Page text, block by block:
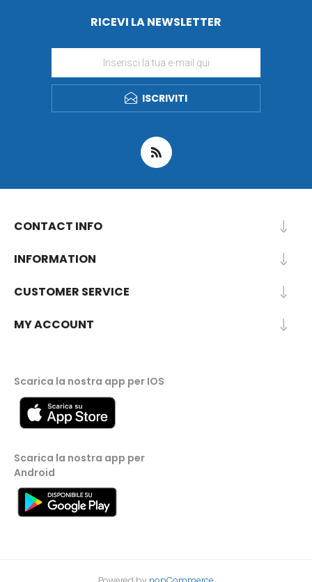
RICEVI LA NEWSLETTER
ISCRIVITI
CONTACT INFO
INFORMATION
CUSTOMER SERVICE
MY ACCOUNT
Scarica la nostra app per IOS
Scarica la nostra app per
Android